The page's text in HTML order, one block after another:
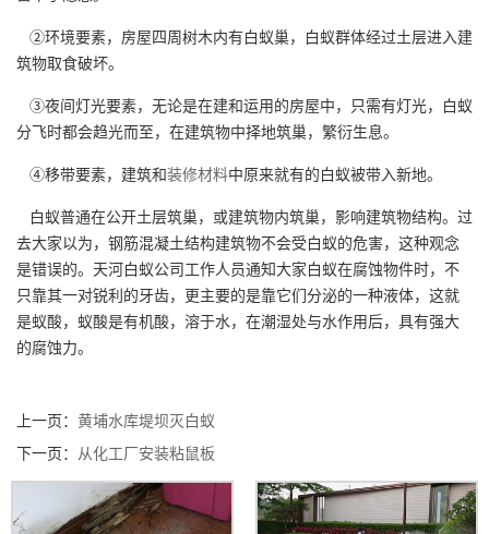
②环境要素，房屋四周树木内有白蚁巢，白蚁群体经过土层进入建
筑物取食破坏。
③夜间灯光要素，无论是在建和运用的房屋中，只需有灯光，白蚁
分飞时都会趋光而至，在建筑物中择地筑巢，繁衍生息。
④移带要素，建筑和装修材料中原来就有的白蚁被带入新地。
白蚁普通在公开土层筑巢，或建筑物内筑巢，影响建筑物结构。过
去大家以为，钢筋混凝土结构建筑物不会受白蚁的危害，这种观念
是错误的。天河白蚁公司工作人员通知大家白蚁在腐蚀物件时，不
只靠其一对锐利的牙齿，更主要的是靠它们分泌的一种液体，这就
是蚁酸，蚁酸是有机酸，溶于水，在潮湿处与水作用后，具有强大
的腐蚀力。
上一页： 黄埔水库堤坝灭白蚁
下一页：
从化工厂安装粘鼠板